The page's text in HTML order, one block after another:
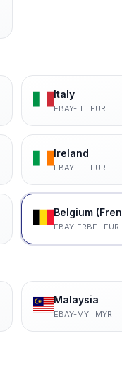
Italy
EBAY-IT· EUR
Ireland
EBAY-IE · EUR
Belgium
EBAY-FRBE · EUR
Malaysia
EBAY-MY· MYR